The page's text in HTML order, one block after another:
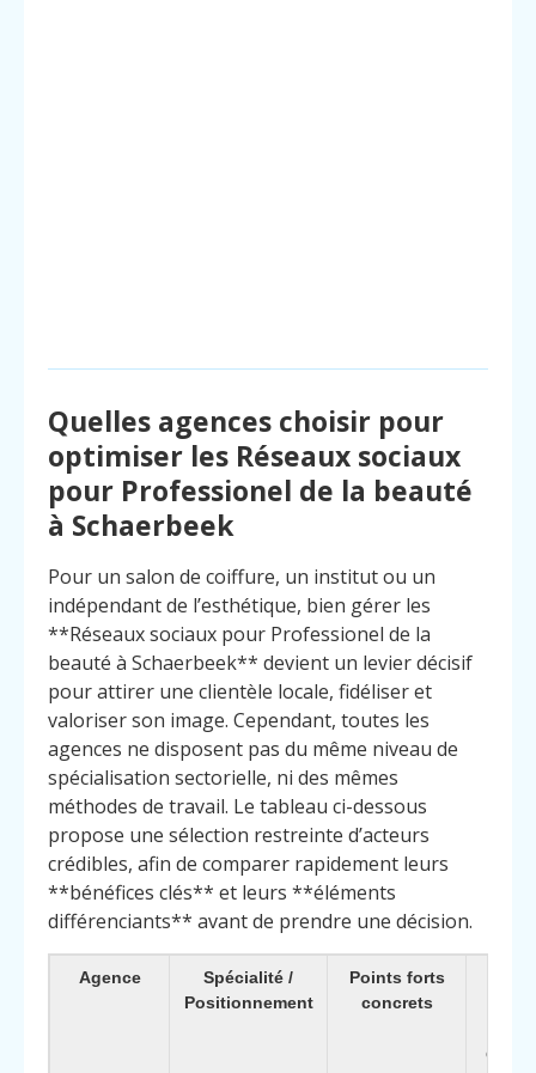
Quelles agences choisir pour
optimiser les Réseaux sociaux
pour Professionel de la beauté
à Schaerbeek
Pour un salon de coiffure, un institut ou un
indépendant de l’esthétique, bien gérer les
**Réseaux sociaux pour Professionel de la
beauté à Schaerbeek** devient un levier décisif
pour attirer une clientèle locale, fidéliser et
valoriser son image. Cependant, toutes les
agences ne disposent pas du même niveau de
spécialisation sectorielle, ni des mêmes
méthodes de travail. Le tableau ci-dessous
propose une sélection restreinte d’acteurs
crédibles, afin de comparer rapidement leurs
**bénéfices clés** et leurs **éléments
différenciants** avant de prendre une décision.
Agence
Spécialité /
Positionnement
Points forts
concrets